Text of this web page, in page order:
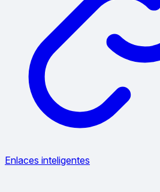
Enlaces inteligentes